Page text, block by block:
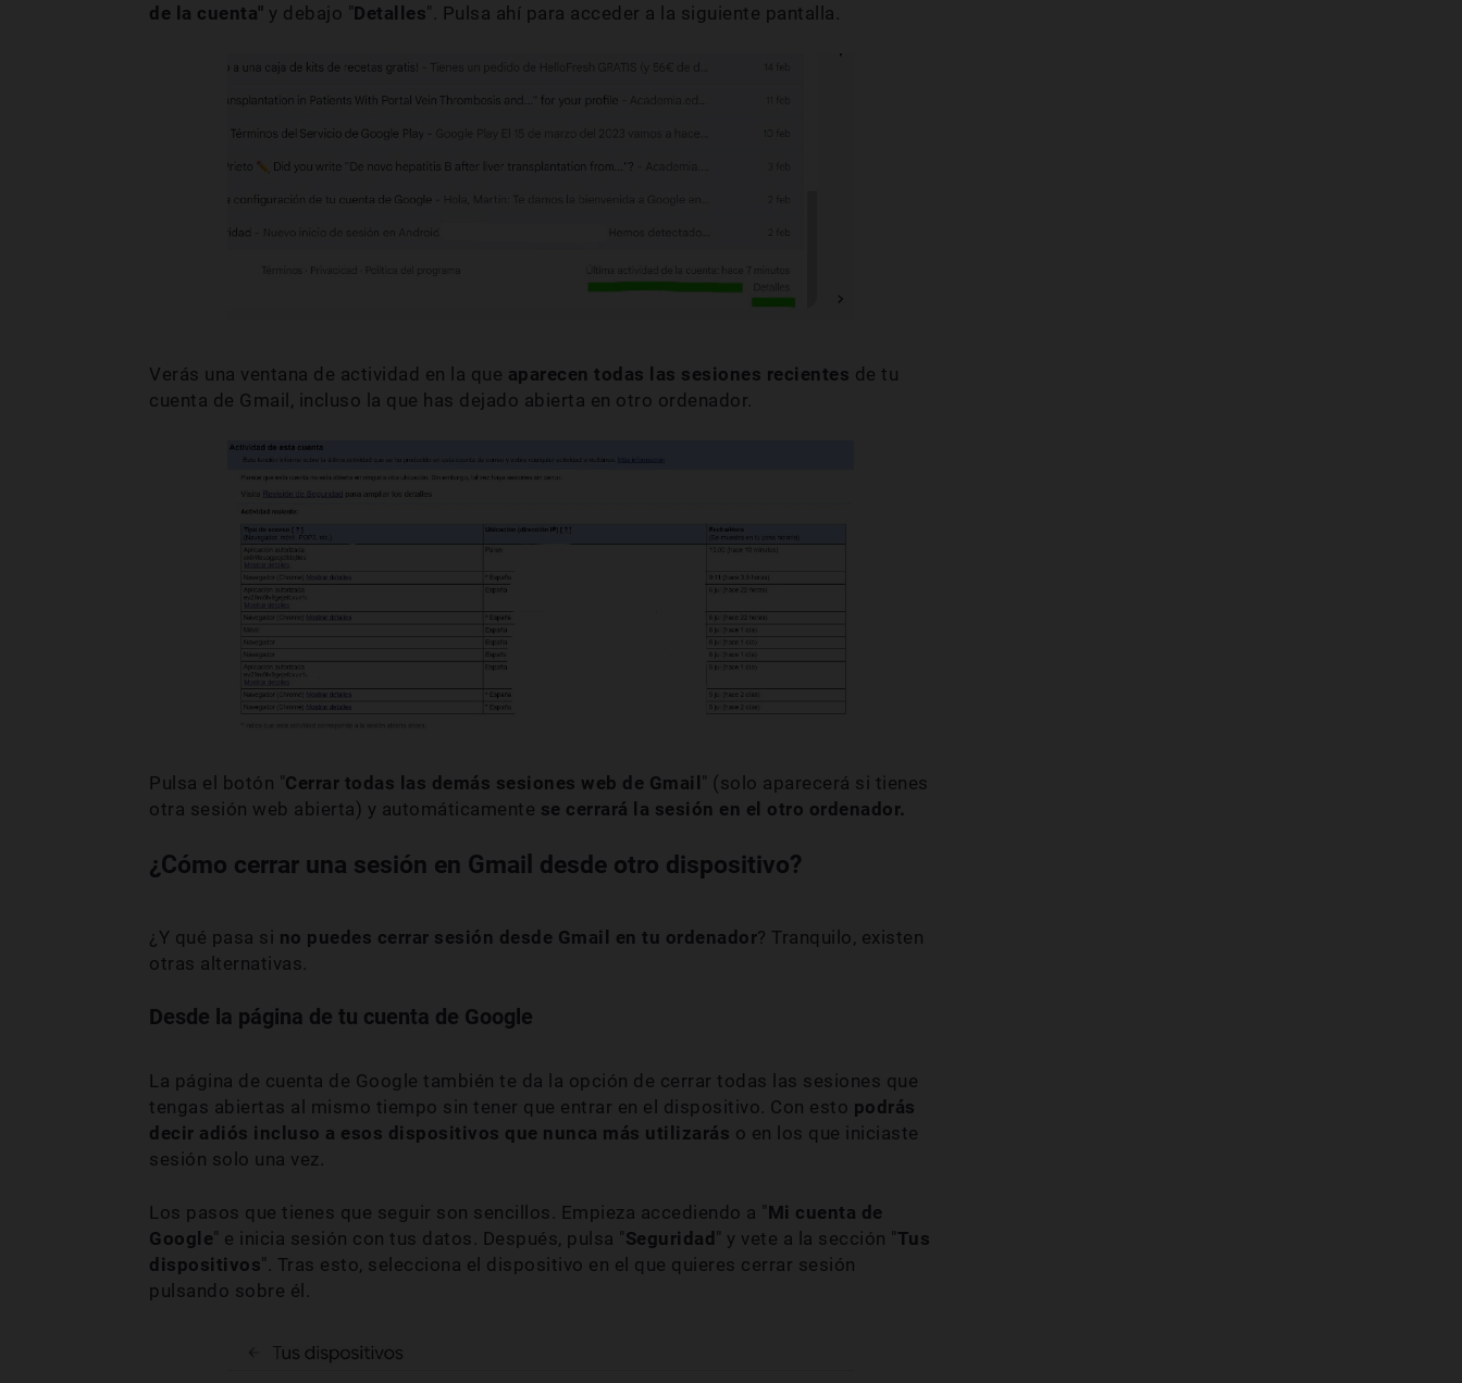
de la cuenta" y debajo " Detalles". Pulsa ahí para acceder a la siguiente pantalla.
Verás una ventana de actividad en la que aparecen todas las sesiones recientes de tu
cuenta de Gmail, incluso la que has dejado abierta en otro ordenador.
Pulsa el botón " Cerrar todas las demás sesiones web de Gmail " (solo aparecerá si tienes
otra sesión web abierta) y automáticamente se cerrará la sesión en el otro ordenador.
¿Cómo cerrar una sesión en Gmail desde otro dispositivo?
¿Y qué pasa si no puedes cerrar sesión desde Gmail en tu ordenador? Tranquilo, existen
otras alternativas.
Desde la página de tu cuenta de Google
La página de cuenta de Google también te da la opción de cerrar todas las sesiones que
tengas abiertas al mismo tiempo sin tener que entrar en el dispositivo. Con esto podrás
decir adiós incluso a esos dispositivos que nunca más utilizarás o en los que iniciaste
sesión solo una vez.
Los pasos que tienes que seguir son sencillos. Empieza accediendo a " Mi cuenta de
Google" e inicia sesión con tus datos. Después, pulsa " Seguridad " y vete a la sección " Tus
dispositivos". Tras esto, selecciona el dispositivo en el que quieres cerrar sesión
pulsando sobre él.